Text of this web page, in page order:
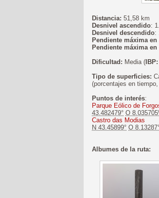
Distancia: 51,58 km
Desnivel ascendido:
Desnivel descendido:
Pendiente máxima en
Pendiente máxima
Dificultad: Media (
Tipo de superficies:
(porcentajes en
Puntos de interés:
Parque Eólico de
43.482479° O
Castro das Modias
N 43.45899° O
Albumes de la ruta: